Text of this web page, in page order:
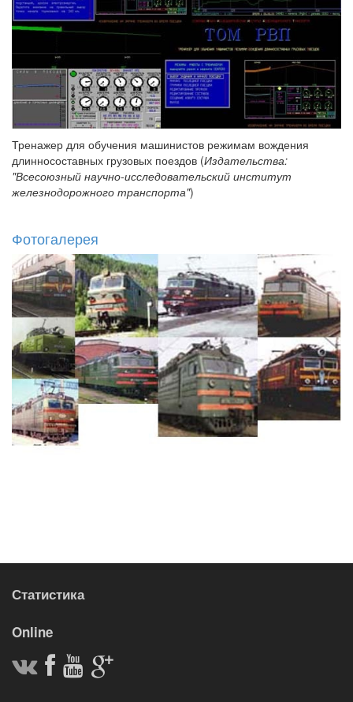
Тренажер для обучения машинистов режимам вождения
длинносоставных грузовых поездов (Издательства:
"Всесоюзный научно-исследовательский институт
железнодорожного транспорта")
Фотогалерея
Статистика
Online